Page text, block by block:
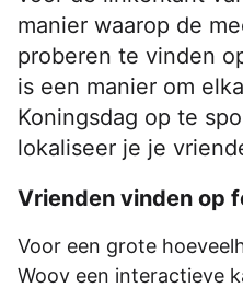
manier waarop de
proberen te vinden
is een manier om
Koningsdag op te
lokaliseer je je
Vrienden vinden op
Voor een grote
Woov een interactieve